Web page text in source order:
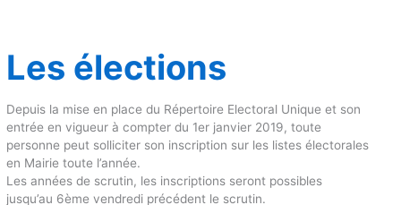
Les élections
Depuis la mise en place du Répertoire Electoral Unique et son
entrée en vigueur à compter du 1er janvier 2019, toute
personne peut solliciter son inscription sur les listes électorales
en Mairie toute l’année.
Les années de scrutin, les inscriptions seront possibles
jusqu’au 6ème vendredi précédent le scrutin.